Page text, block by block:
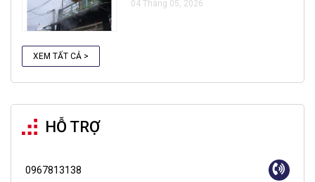
04 Tháng 05, 2026
XEM TẤT CẢ >
HỖ TRỢ
0967813138